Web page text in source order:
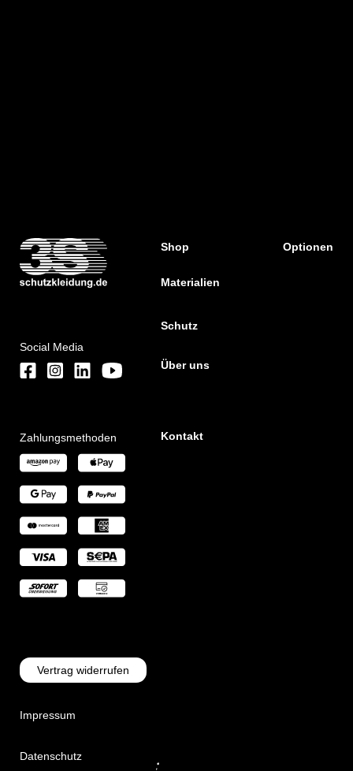
Social Media
Zahlungsmethoden
Vertrag widerrufen
Impressum
Datenschutz
Shop Optionen
Materialien
Schutz
Über uns
Kontakt